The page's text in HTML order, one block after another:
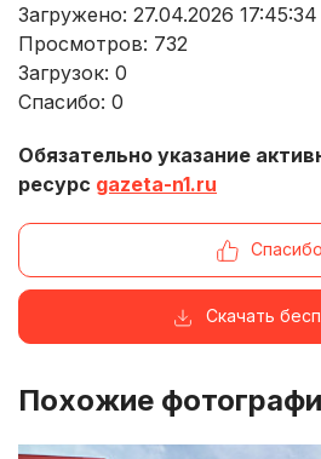
Загружено: 27.04.2026 17:45:34
Просмотров: 732
Загрузок: 0
Спасибо: 0
Обязательно указание
ресурс gazeta-n1.ru
Скачать
Похожие